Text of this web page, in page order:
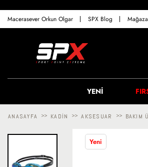
Macerasever Orkun Olgar SPX Blog
YENİ
ANASAYFA >> KADIN >> AKSESUAR >> BAKIM
Yeni